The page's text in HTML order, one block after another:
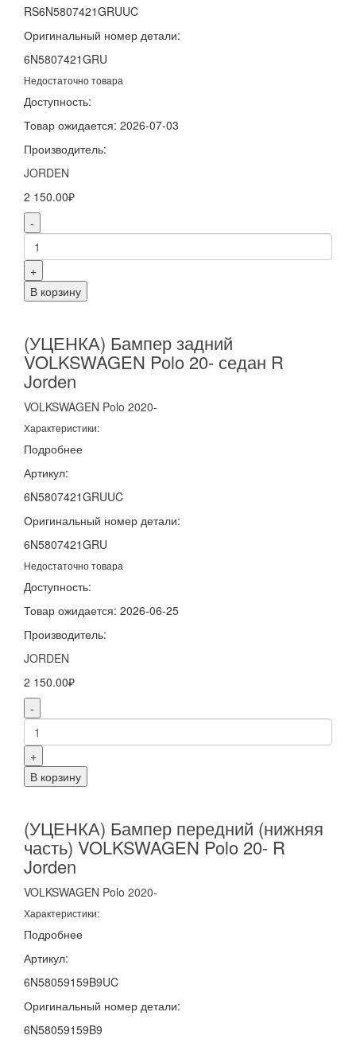
RS6N5807421GRUUC
Оригинальный номер детали:
6N5807421GRU
Недостаточно товара
Доступность:
Товар ожидается: 2026-07-03
Производитель:
JORDEN
2 150.00₽
-
+
В корзину
(УЦЕНКА) Бампер задний
VOLKSWAGEN Polo 20- седан R
Jorden
VOLKSWAGEN Polo 2020-
Характеристики:
Подробнее
Артикул:
6N5807421GRUUC
Оригинальный номер детали:
6N5807421GRU
Недостаточно товара
Доступность:
Товар ожидается: 2026-06-25
Производитель:
JORDEN
2 150.00₽
-
+
В корзину
(УЦЕНКА) Бампер передний (нижняя
часть) VOLKSWAGEN Polo 20- R
Jorden
VOLKSWAGEN Polo 2020-
Характеристики:
Подробнее
Артикул:
6N58059159B9UC
Оригинальный номер детали:
6N58059159B9